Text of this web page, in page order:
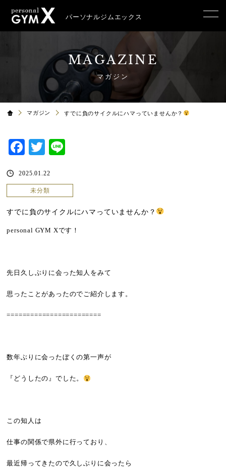
パーソナルジムエックス
MAGAZINE
マガジン
マガジン すでに負のサイクルにハマっていませんか？
Facebook
Twitter
2025.01.22
未分類
すでに負のサイクルにハマっていませんか？
personal GYM Xです！
先日久しぶりに会った知人をみて
思ったことがあったのでご紹介します。
========================
数年ぶりに会ったぼくの第一声が
『どうしたの』でした。
この知人は
仕事の関係で県外に行っており、
最近帰ってきたので久しぶりに会ったら